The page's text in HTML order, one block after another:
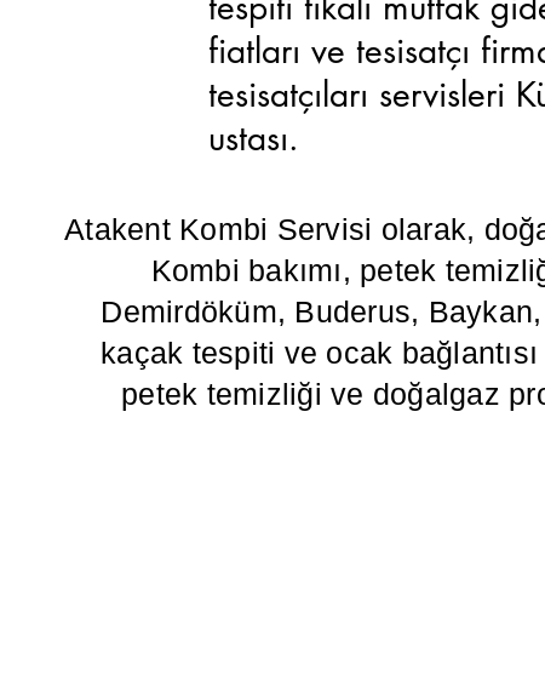
fiatları ve tesisatçı
tesisatçıları servisleri
ustası.
Atakent Kombi Servisi olarak,
Kombi bakımı, petek
Demirdöküm, Buderus,
kaçak tespiti ve ocak
petek temizliği ve doğalgaz